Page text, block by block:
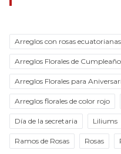
Arreglos con rosas ecuatorianas
Arreglos Florales de
Arreglos Florales para
Arreglos florales de color rojo
Día de la secretaria Liliums
Ramos de Rosas Rosas